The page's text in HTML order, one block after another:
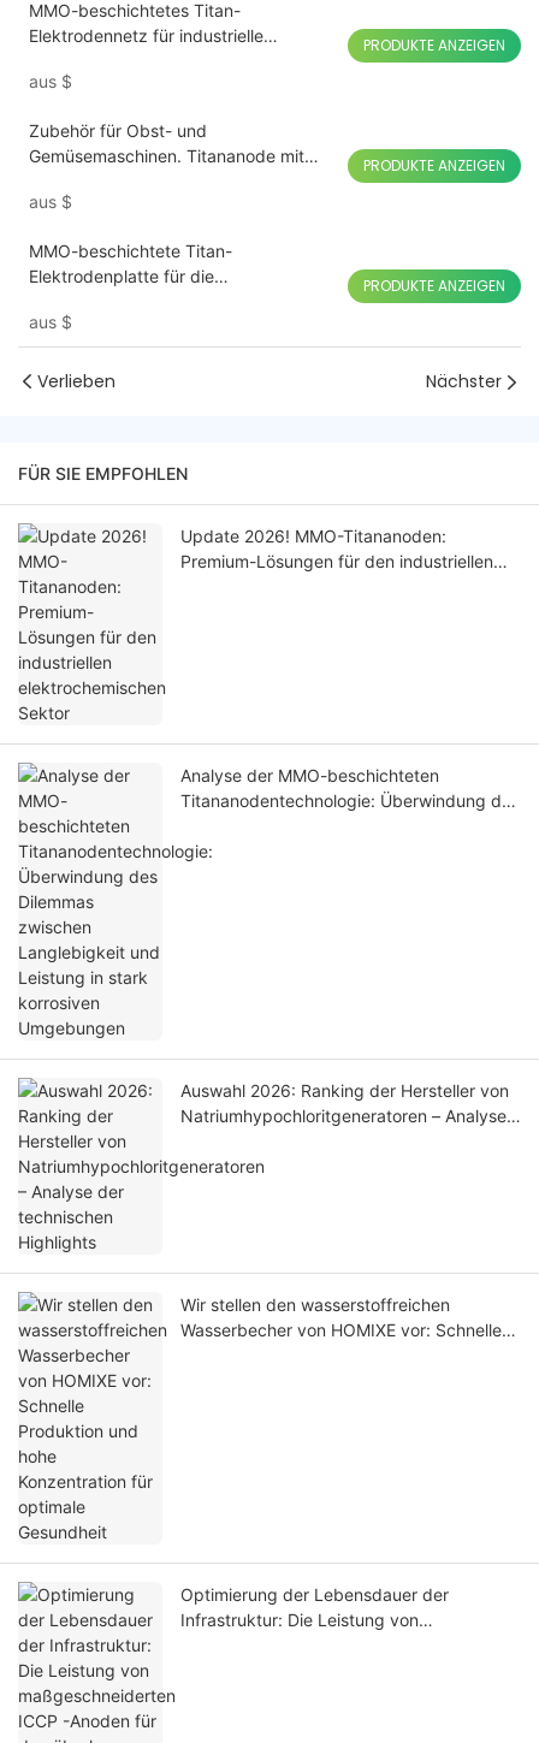
MMO-beschichtetes Titan-
Elektrodennetz für industrielle
aus $
PRODUKTE ANZEIGEN
Zubehör für Obst- und
Gemüsemaschinen. Titananode mit
aus $
PRODUKTE ANZEIGEN
MMO-beschichtete Titan-
Elektrodenplatte für die
aus $
PRODUKTE ANZEIGEN
Verlieben Nächster
FÜR SIE EMPFOHLEN
Update 2026! MMO-Titananoden:
Premium-Lösungen für den industriellen
Analyse der MMO-beschichteten
Titananodentechnologie: Überwindung des
Leistung in stark korrosiven Umgebungen
Auswahl 2026: Ranking der Hersteller von
Natriumhypochloritgeneratoren – Analyse
Wir stellen den wasserstoffreichen
Wasserbecher von HOMIXE vor: Schnelle
Optimierung der Lebensdauer der
Infrastruktur: Die Leistung von